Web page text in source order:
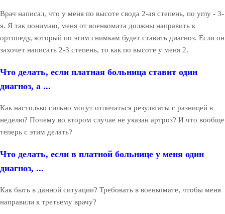
Врач написал, что у меня по высоте свода 2-ая степень, по углу - 3-
я. Я так понимаю, меня от военкомата должны направить к
ортопеду, который по этим снимкам будет ставить диагноз. Если он
захочет написать 2-3 степень, то как по высоте у меня 2.
Что делать, если платная больница ставит один
диагноз, а ...
Как настолько сильно могут отличаться результаты с разницей в
неделю? Почему во втором случае не указан артроз? И что вообще
теперь с этим делать?
Что делать, если в платной больнице у меня один
диагноз, ...
Как быть в данной ситуации? Требовать в военкомате, чтобы меня
направили к третьему врачу?